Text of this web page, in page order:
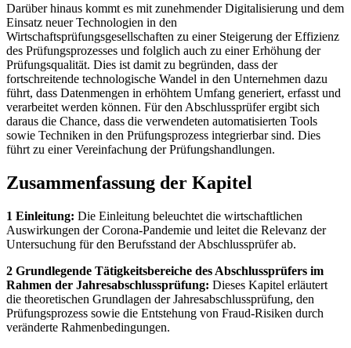
Darüber hinaus kommt es mit zunehmender Digitalisierung und dem
Einsatz neuer Technologien in den
Wirtschaftsprüfungsgesellschaften zu einer Steigerung der Effizienz
des Prüfungsprozesses und folglich auch zu einer Erhöhung der
Prüfungsqualität. Dies ist damit zu begründen, dass der
fortschreitende technologische Wandel in den Unternehmen dazu
führt, dass Datenmengen in erhöhtem Umfang generiert, erfasst und
verarbeitet werden können. Für den Abschlussprüfer ergibt sich
daraus die Chance, dass die verwendeten automatisierten Tools
sowie Techniken in den Prüfungsprozess integrierbar sind. Dies
führt zu einer Vereinfachung der Prüfungshandlungen.
Zusammenfassung der Kapitel
1 Einleitung: Die Einleitung beleuchtet die wirtschaftlichen
Auswirkungen der Corona-Pandemie und leitet die Relevanz der
Untersuchung für den Berufsstand der Abschlussprüfer ab.
2 Grundlegende Tätigkeitsbereiche des Abschlussprüfers im
Rahmen der Jahresabschlussprüfung: Dieses Kapitel erläutert
die theoretischen Grundlagen der Jahresabschlussprüfung, den
Prüfungsprozess sowie die Entstehung von Fraud-Risiken durch
veränderte Rahmenbedingungen.